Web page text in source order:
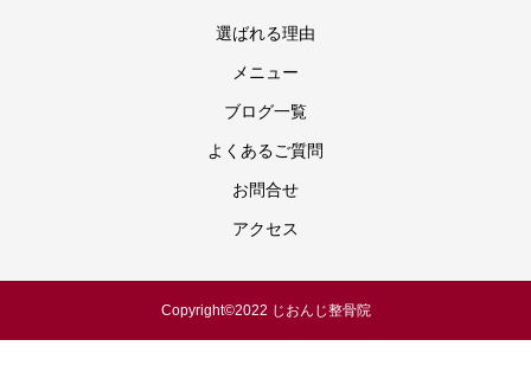
選ばれる理由
メニュー
ブログ一覧
よくあるご質問
お問合せ
アクセス
Copyright©️2022 じおんじ整骨院